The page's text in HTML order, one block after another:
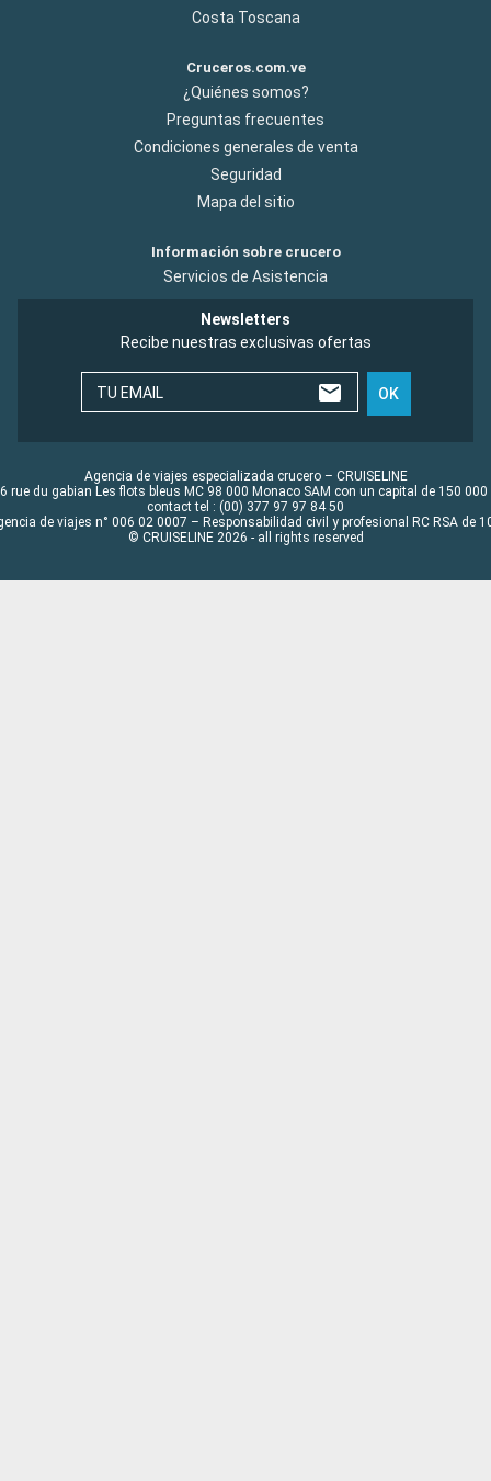
Costa Toscana
Cruceros.com.ve
¿Quiénes somos?
Preguntas frecuentes
Condiciones generales de venta
Seguridad
Mapa del sitio
Información sobre crucero
Servicios de Asistencia
Newsletters
Recibe nuestras exclusivas ofertas
TU EMAIL OK
Agencia de viajes especializada crucero – CRUISELINE
rue du gabian Les flots bleus MC 98 000 Monaco SAM con un capital de 150 000
contact tel : (00) 377 97 97 84 50
de viajes n° 006 02 0007 – Responsabilidad civil y profesional RC RSA de
© CRUISELINE 2026 - all rights reserved